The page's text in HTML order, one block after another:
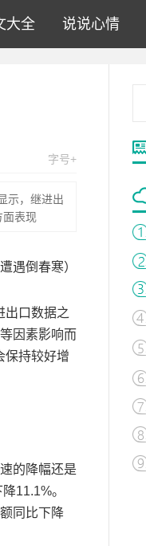
大全 说说心情
字号+
示，继进出
面表现
遇倒春寒）
出口数据之
因素影响而
保持较好增
的降幅还是
11.1%。
同比下降